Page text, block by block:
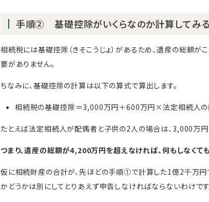
手順② 基礎控除がいくらなのか計算してみる
相続税には基礎控除（きそこうじょ）があるため、遺産の総額
要がありません。
ちなみに、基礎控除の計算は以下の算式で算出します。
相続税の基礎控除＝3,000万円＋600万円×法定相続人の
たとえば法定相続人が配偶者と子供の2人の場合は、3,000万
つまり、遺産の総額が4,200万円を超えなければ、何もしなくて
仮に相続財産の合計が、先ほどの手順①で計算した1億2千万
かどうかは別にしてとりあえず申告しなければならないわけです